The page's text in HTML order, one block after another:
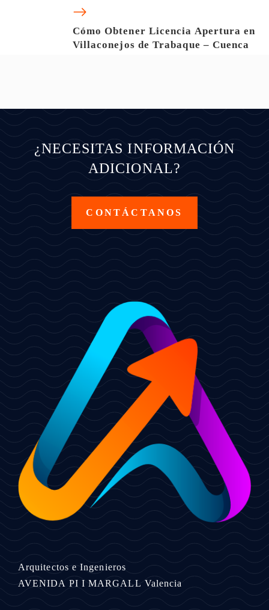
Cómo Obtener Licencia Apertura en
Villaconejos de Trabaque – Cuenca
¿NECESITAS INFORMACIÓN
ADICIONAL?
CONTÁCTANOS
Arquitectos e Ingenieros
AVENIDA PI I MARGALL Valencia